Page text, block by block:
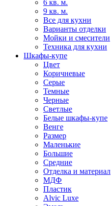
6 кв. м.
9 кв. м.
Все для кухни
Варианты отделки
Мойки и смесители
Техника для кухни
Шкафы-купе
Цвет
Коричневые
Серые
Темные
Черные
Светлые
Белые шкафы-купе
Венге
Размер
Маленькие
Большие
Средние
Отделка и материал
МДФ
Пластик
Alvic Luxe